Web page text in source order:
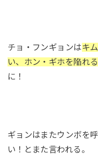
チョ・フンギョンはキ
い、ホン・ギホを陥れ
に！
ギョンはまたウンボを
い！とまた言われる。